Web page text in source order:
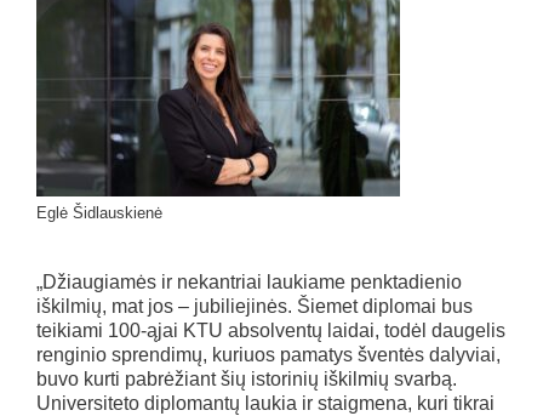
Eglė Šidlauskienė
„Džiaugiamės ir nekantriai laukiame penktadienio
iškilmių, mat jos – jubiliejinės. Šiemet diplomai bus
teikiami 100-ąjai KTU absolventų laidai, todėl daugelis
renginio sprendimų, kuriuos pamatys šventės dalyviai,
buvo kurti pabrėžiant šių istorinių iškilmių svarbą.
Universiteto diplomantų laukia ir staigmena, kuri tikrai